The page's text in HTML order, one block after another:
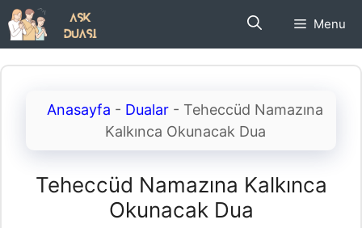
İçeriğe
atla
Menu
Anasayfa - Dualar - Teheccüd Namazına
Kalkınca Okunacak Dua
Teheccüd Namazına Kalkınca
Okunacak Dua